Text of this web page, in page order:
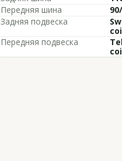
Передняя шина
Задняя подвеска
Передняя подвеска